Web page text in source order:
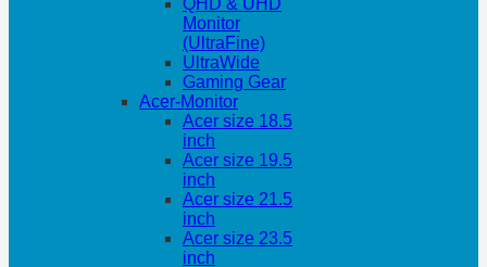
QHD & UHD
Monitor
(UltraFine)
UltraWide
Gaming Gear
Acer-Monitor
Acer size 18.5
inch
Acer size 19.5
inch
Acer size 21.5
inch
Acer size 23.5
inch